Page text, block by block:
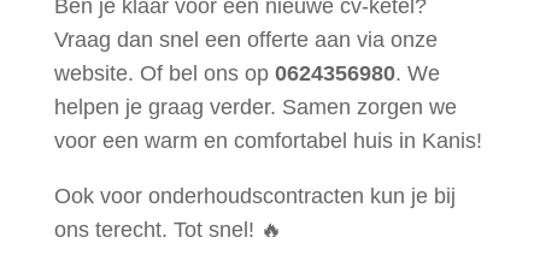
Ben je klaar voor een nieuwe cv-ketel?
Vraag dan snel een offerte aan via onze
website. Of bel ons op 0624356980. We
helpen je graag verder. Samen zorgen we
voor een warm en comfortabel huis in Kanis!
Ook voor onderhoudscontracten kun je bij
ons terecht. Tot snel! 🔥